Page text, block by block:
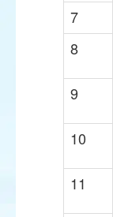
7
8
9
10
11